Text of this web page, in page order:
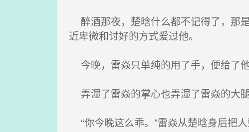
醉酒那夜，楚晗什么都不记得了，那
近卑微和讨好的方式爱过他。
今晚，雷焱只单纯的用了手，便给了
弄湿了雷焱的掌心也弄湿了雷焱的大
“你今晚这么乖。”雷焱从楚晗身后把